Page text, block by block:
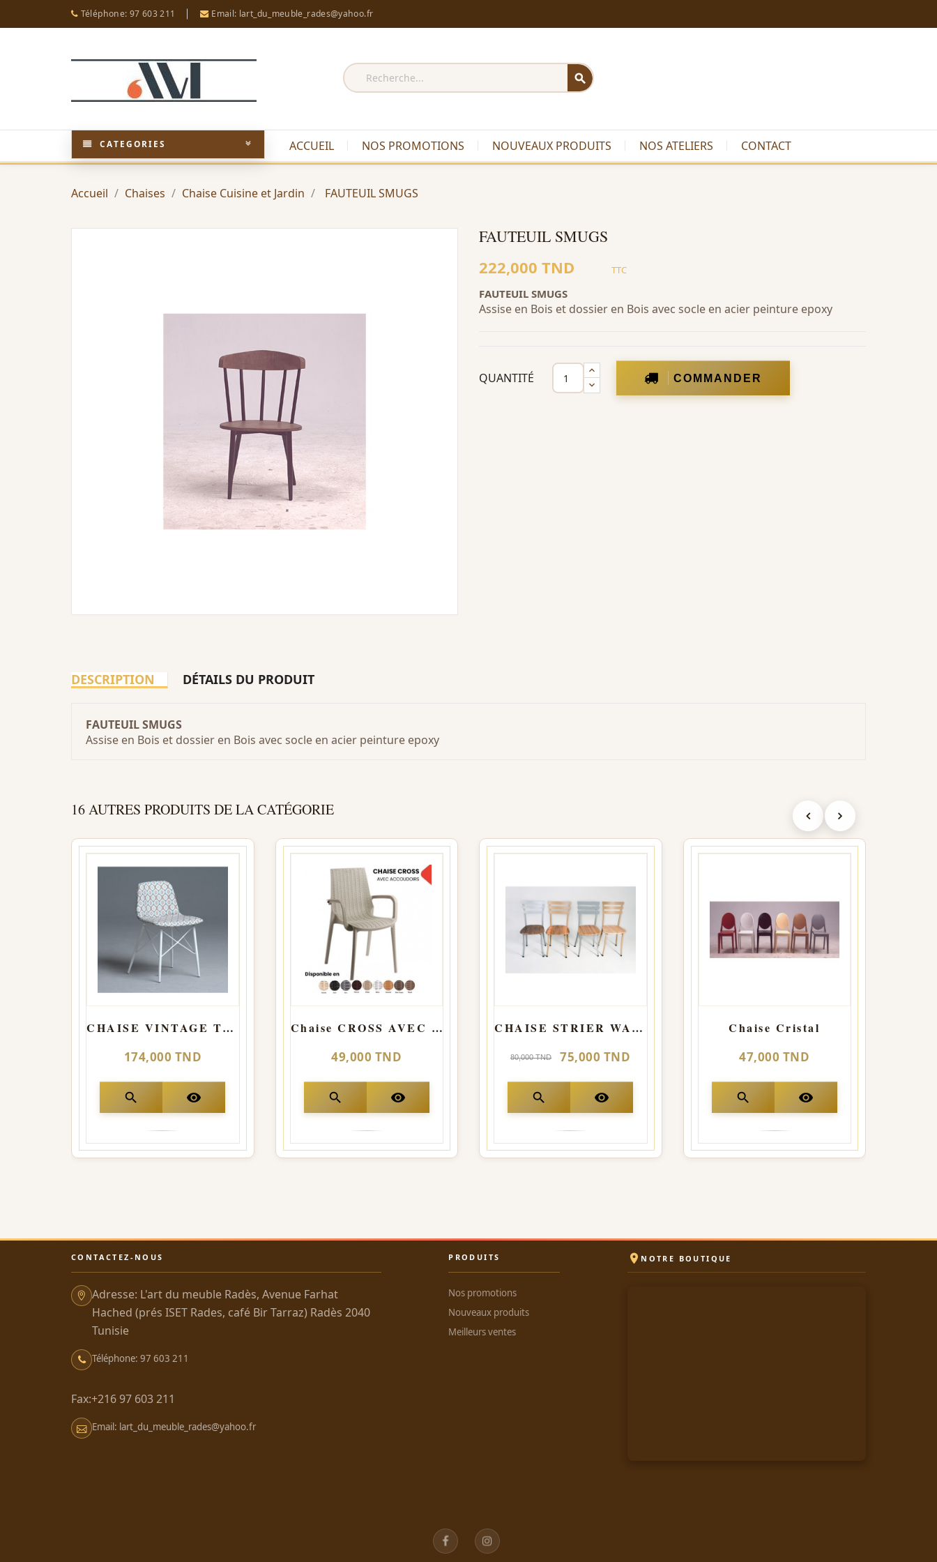
Téléphone: 97 603 211 Email: lart_du_meuble_rades@yahoo.fr
search
CATEGORIES ACCUEIL NOS PROMOTIONS NOUVEAUX PRODUITS NOS ATELIERS CONTACT
Accueil Chaises Chaise Cuisine et Jardin FAUTEUIL SMUGS
FAUTEUIL SMUGS
222,000 TND TTC
FAUTEUIL SMUGS
Assise en Bois et dossier en Bois avec socle en acier peinture epoxy
QUANTITÉ COMMANDER
DESCRIPTION DÉTAILS DU PRODUIT
FAUTEUIL SMUGS
Assise en Bois et dossier en Bois avec socle en acier peinture epoxy
16 AUTRES PRODUITS DE LA CATÉGORIE
CHAISE VINTAGE TISSU
174,000 TND
search visibility
Chaise CROSS AVEC ACCOIDOIRS
49,000 TND
search visibility
CHAISE STRIER WARZALIT
80,000 TND 75,000 TND
search visibility
Chaise Cristal
47,000 TND
search visibility
CONTACTEZ-NOUS
Adresse: L'art du meuble Radès, Avenue Farhat
Hached (prés ISET Rades, café Bir Tarraz) Radès 2040
Tunisie
Téléphone: 97 603 211
Fax:+216 97 603 211
Email: lart_du_meuble_rades@yahoo.fr
PRODUITS
Nos promotions
Nouveaux produits
Meilleurs ventes
 NOTRE BOUTIQUE
Facebook